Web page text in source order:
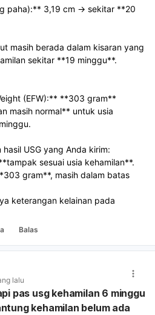
paha):** 3,19 cm → sekitar **20
masih berada dalam kisaran yang
sekitar **19 minggu**.
(EFW):** **303 gram**
masih normal** untuk usia
USG yang Anda kirim:
sesuai usia kehamilan**.
gram**, masih dalam batas
keterangan kelainan pada
Balas
lalu
pas usg kehamilan 6 minggu
kehamilan belum ada